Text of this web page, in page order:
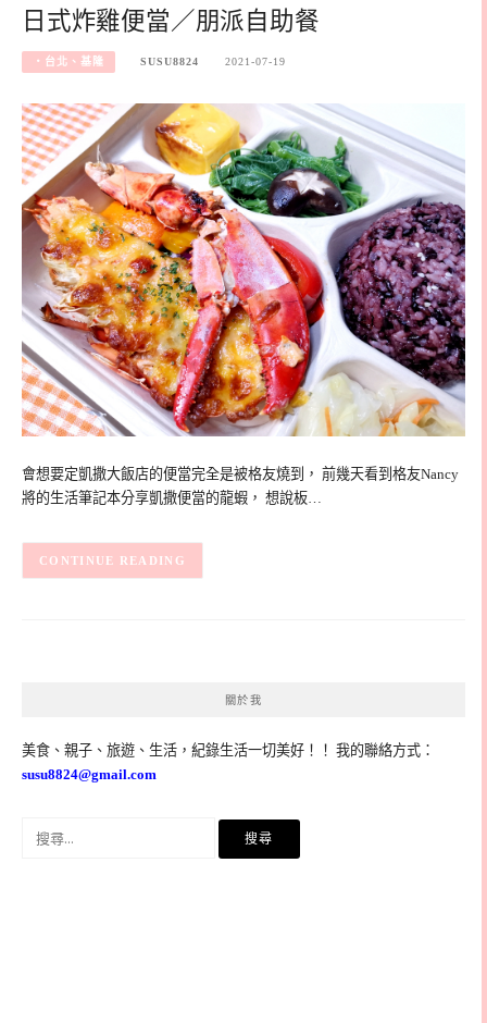
日式炸雞便當／朋派自助餐
‧台北、基隆 SUSU8824 2021-07-19
會想要定凱撒大飯店的便當完全是被格友燒到， 前幾天看到格友Nancy
將的生活筆記本分享凱撒便當的龍蝦， 想說板…
CONTINUE READING
關於我
美食、親子、旅遊、生活，紀錄生活一切美好！！ 我的聯絡方式：
susu8824@gmail.com